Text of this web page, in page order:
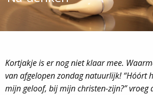
Kortjakje is er nog niet klaar mee.
van afgelopen zondag natuurlijk! “Hóórt
mijn geloof, bij mijn christen-zijn?” vroeg